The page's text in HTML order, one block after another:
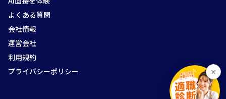
よくある質問
会社情報
運営会社
利用規約
プライバシーポリシー
×